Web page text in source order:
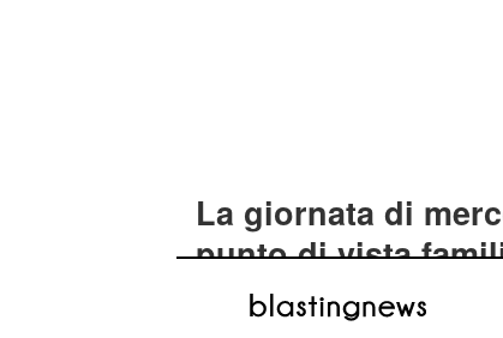
La giornata di
punto di vista
pagelle da Ariete a